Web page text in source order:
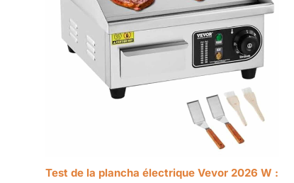
Test de la plancha électrique Vevor 2026 W :